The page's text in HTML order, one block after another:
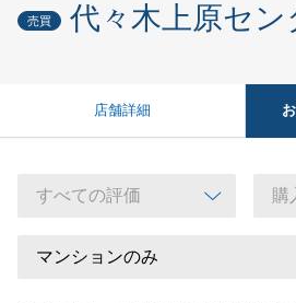
売買 代々木上原セン
店舗詳細